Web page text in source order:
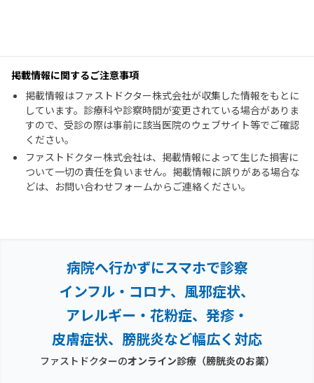
掲載情報に関するご注意事項
掲載情報はファストドクター株式会社が収集した情報をもとに
しています。診療科や診察時間が変更されている場合がありま
すので、受診の際は事前に該当医院のウェブサイト等でご確認
ください。
ファストドクター株式会社は、掲載情報によって生じた損害に
ついて一切の責任を負いません。掲載情報に誤りがある場合な
どは、お問い合わせフォームからご連絡ください。
病院へ行かずにスマホで診察
インフル・コロナ、風邪症状、
アレルギー・花粉症、 発疹・
皮膚症状、膀胱炎など幅広く対応
ファストドクターのオンライン診療（膀胱炎のお薬）